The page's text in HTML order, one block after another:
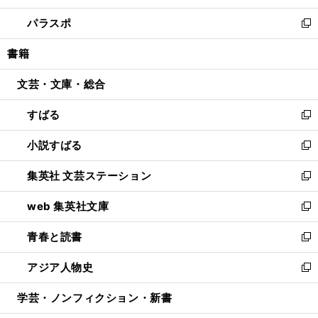
ウ
で
開
ン
ド
ウ
開
ウ
ィ
ン
ウ
開
く
し
い
ウ
ン
ウ
で
開
く
パラスポ
新
し
ウ
ン
ド
ウ
で
開
く
書籍
文芸・文庫・総合
すばる
新
し
い
ウ
ィ
ン
ド
ウ
で
開
く
小説すばる
新
し
い
ウ
ィ
ン
ド
ウ
で
開
集英社 文芸ステーション
新
し
い
ウ
ィ
ン
ド
ウ
開
web 集英社文庫
新
し
い
ウ
ィ
ン
ウ
青春と読書
新
し
い
ウ
ン
アジア人物史
新
し
ウ
学芸・ノンフィクション・新書